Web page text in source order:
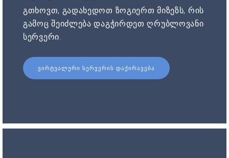
გთხოვთ, გადახედოთ ზოგიერთ მიზეზს, რის
გამოც შეიძლება დაგჭირდეთ ღრუბლოვანი
სერვერი.
ᲕᲘᲠᲢᲣᲐᲚᲣᲠᲘ ᲡᲔᲠᲕᲔᲠᲘᲡ ᲓᲐᲥᲘᲠᲐᲕᲔᲑᲐ